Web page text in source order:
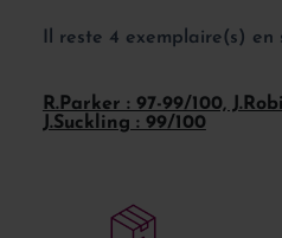
Il reste 4 exemplaire(s) en
R.Parker : 97-99/100,
J.Suckling : 99/100